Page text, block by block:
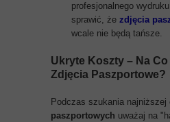
profesjonalnego
sprawić, że zdjęcia
wcale nie będą tańsze.
Ukryte Koszty – Na
Zdjęcia Paszportowe?
Podczas szukania najniższej
paszportowych uważaj na